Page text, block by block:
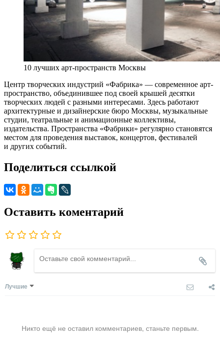
10 лучших арт-пространств Москвы
Центр творческих индустрий «Фабрика» — современное арт-
пространство, объединившее под своей крышей десятки
творческих людей с разными интересами. Здесь работают
архитектурные и дизайнерские бюро Москвы, музыкальные
студии, театральные и анимационные коллективы,
издательства. Пространства «Фабрики» регулярно становятся
местом для проведения выставок, концертов, фестивалей
и других событий.
Поделиться ссылкой
Оставить коментарий
Лучшие
Никто ещё не оставил комментариев, станьте первым.